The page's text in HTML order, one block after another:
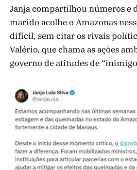
Janja compartilhou números e
marido acolhe o Amazonas
difícil, sem citar os rivais
Valério, que chama as ações
governo de atitudes de